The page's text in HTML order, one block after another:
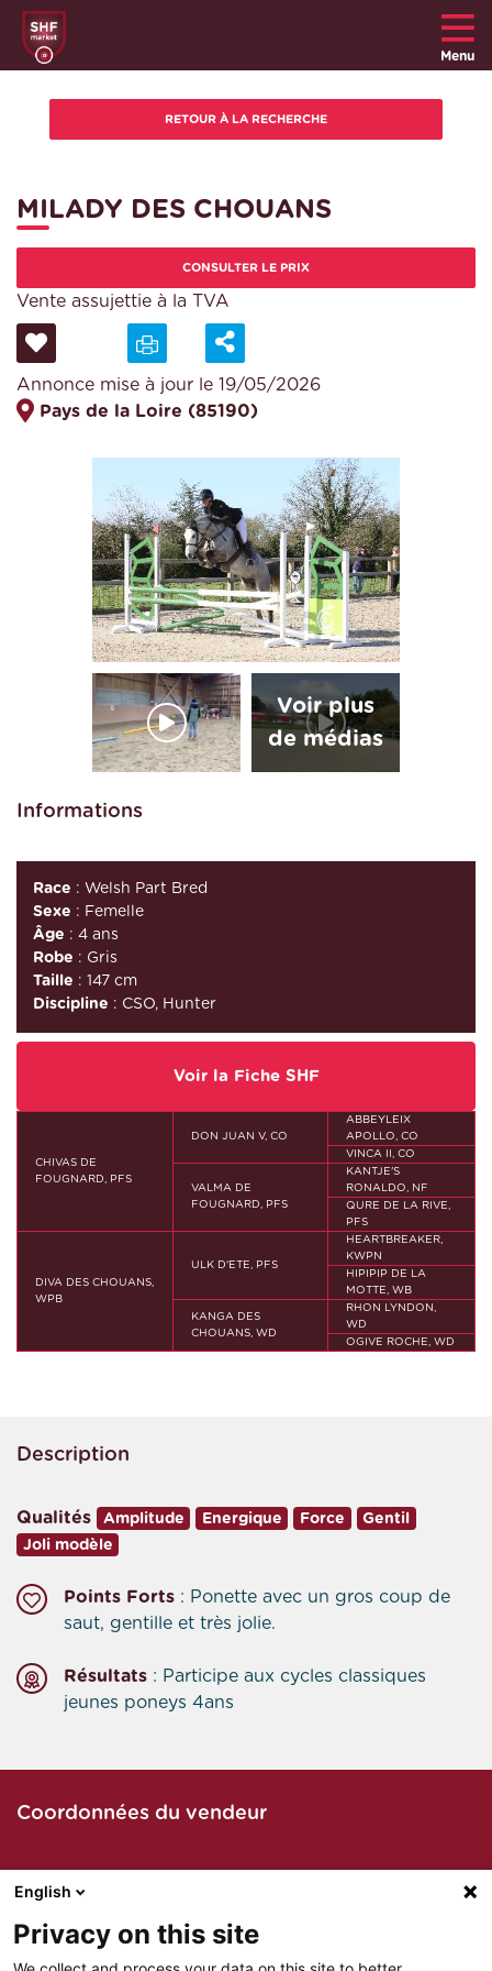
Menu
MILADY DES CHOUANS
CONSULTER LE PRIX
Vente assujettie à la TVA
Annonce mise à jour le 19/05/2026
Pays de la Loire (85190)
Informations
Race : Welsh Part Bred
Sexe : Femelle
Âge : 4 ans
Robe : Gris
Taille : 147 cm
Discipline : CSO, Hunter
Voir la Fiche SHF
CHIVAS DE
FOUGNARD, PFS
DON JUAN V, CO
ABBEYLEIX
APOLLO, CO
VINCA II, CO
VALMA DE
FOUGNARD, PFS
KANTJE'S
RONALDO, NF
QURE DE LA RIVE,
PFS
DIVA DES CHOUANS,
WPB
ULK D'ETE, PFS
HEARTBREAKER,
KWPN
HIPIPIP DE LA
MOTTE, WB
KANGA DES
CHOUANS, WD
RHON LYNDON,
WD
OGIVE ROCHE, WD
Description
Qualités Amplitude Energique Force
Gentil
Joli modèle
Points Forts : Ponette avec un gros coup de
saut, gentille et très jolie.
Résultats : Participe aux cycles classiques
jeunes poneys 4ans
Coordonnées du vendeur
English
Privacy on this site